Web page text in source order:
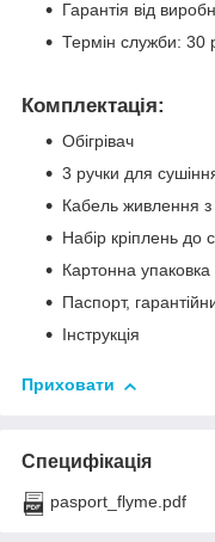
Гарантія від
Термін служби: 30
Комплектація:
Обігрівач
3 ручки для
Кабель живлення
Набір кріплень до
Картонна упаковка
Паспорт,
Інструкція
Приховати
Специфікація
pasport_flyme.pdf